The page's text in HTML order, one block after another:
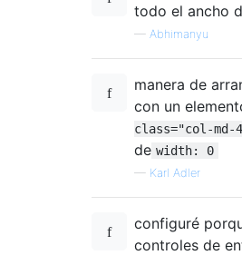
todo el ancho
— Abhimanyu
manera de
con un
class="col-md-
de width: 0
— Karl Adler
configuré
controles de